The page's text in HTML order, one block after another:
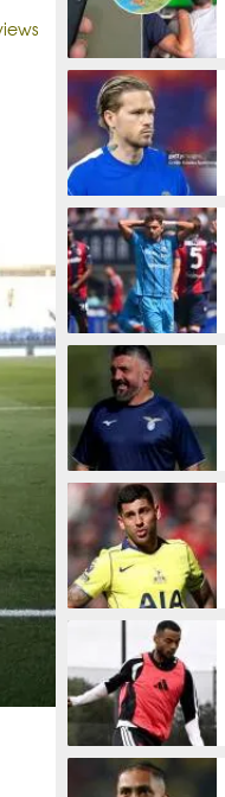
4 menit 36 detik lalu
10 menit 1 detik lalu
10 menit 41 detik lalu
14 menit 23 detik lalu
17 menit 32 detik lalu
19 menit 41 detik lalu